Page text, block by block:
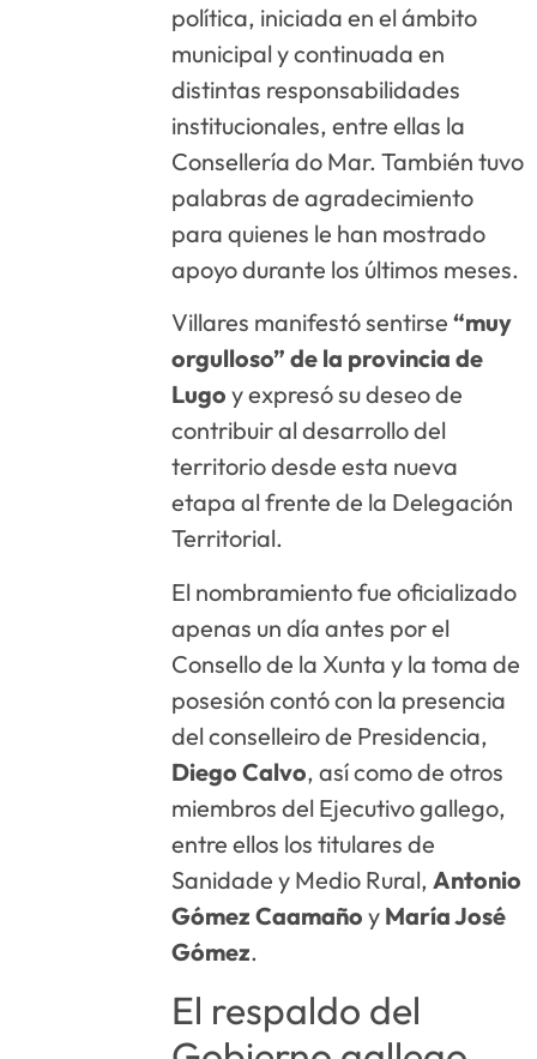
política, iniciada en el ámbito
municipal y continuada en
distintas responsabilidades
institucionales, entre ellas la
Consellería do Mar. También tuvo
palabras de agradecimiento
para quienes le han mostrado
apoyo durante los últimos meses.
Villares manifestó sentirse“muy
orgulloso” de la provincia de
Lugo y expresó su deseo de
contribuir al desarrollo del
territorio desde esta nueva
etapa al frente de la Delegación
Territorial.
El nombramiento fue oficializado
apenas un día antes por el
Consello de la Xunta y la toma de
posesión contó con la presencia
del conselleiro de Presidencia,
Diego Calvo, así como de otros
miembros del Ejecutivo gallego,
entre ellos los titulares de
Sanidade y Medio Rural, Antonio
Gómez Caamaño y María José
Gómez.
El respaldo del